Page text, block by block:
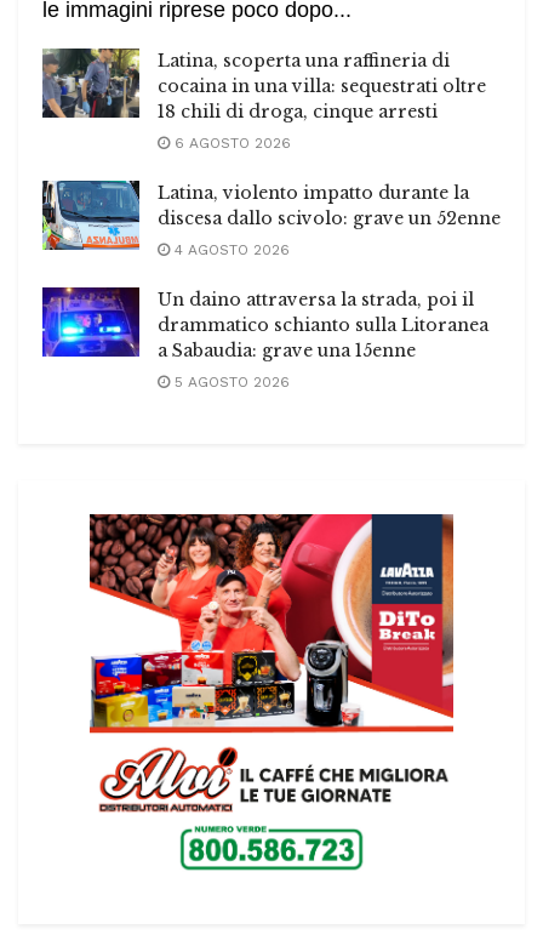
le immagini riprese poco dopo...
Latina, scoperta una raffineria di
cocaina in una villa: sequestrati oltre
18 chili di droga, cinque arresti
6 AGOSTO 2026
Latina, violento impatto durante la
discesa dallo scivolo: grave un 52enne
4 AGOSTO 2026
Un daino attraversa la strada, poi il
drammatico schianto sulla Litoranea
a Sabaudia: grave una 15enne
5 AGOSTO 2026